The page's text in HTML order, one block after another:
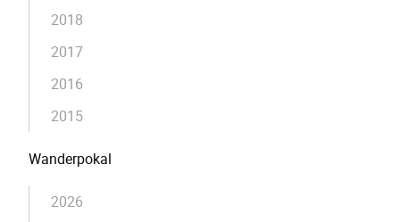
2018
2017
2016
2015
Wanderpokal
2026